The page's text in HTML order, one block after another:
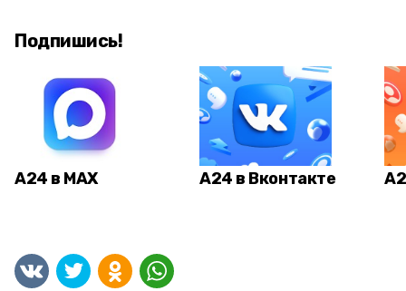
Подпишись!
А24 в MAX А24 в Вконтакте